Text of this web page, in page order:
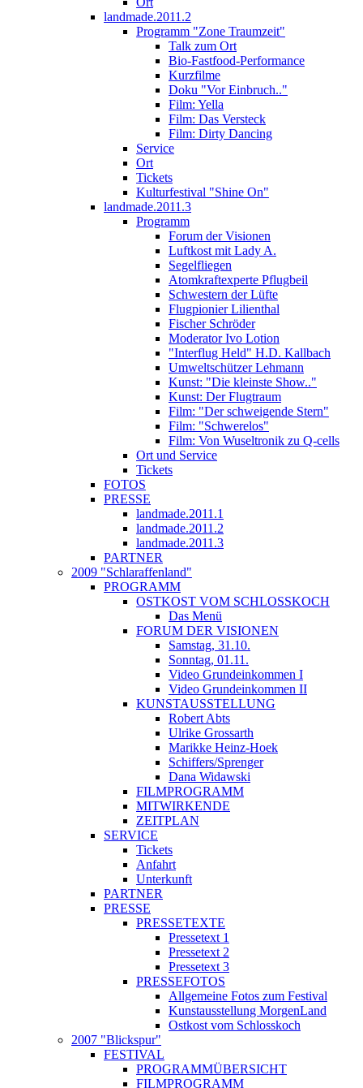
landmade.2011.2
Programm "Zone Traumzeit"
Talk zum Ort
Bio-Fastfood-Performance
Kurzfilme
Doku "Vor Einbruch.."
Film: Yella
Film: Das Versteck
Film: Dirty Dancing
Service
Ort
Tickets
Kulturfestival "Shine On"
landmade.2011.3
Programm
Forum der Visionen
Luftkost mit Lady A.
Segelfliegen
Atomkraftexperte Pflugbeil
Schwestern der Lüfte
Flugpionier Lilienthal
Fischer Schröder
Moderator Ivo Lotion
"Interflug Held" H.D. Kallbach
Umweltschützer Lehmann
Kunst: "Die kleinste Show.."
Kunst: Der Flugtraum
Film: "Der schweigende Stern"
Film: "Schwerelos"
Film: Von Wuseltronik zu Q-cells
Ort und Service
Tickets
FOTOS
PRESSE
landmade.2011.1
landmade.2011.2
landmade.2011.3
PARTNER
2009 "Schlaraffenland"
PROGRAMM
OSTKOST VOM SCHLOSSKOCH
Das Menü
FORUM DER VISIONEN
Samstag, 31.10.
Sonntag, 01.11.
Video Grundeinkommen I
Video Grundeinkommen II
KUNSTAUSSTELLUNG
Robert Abts
Ulrike Grossarth
Marikke Heinz-Hoek
Schiffers/Sprenger
Dana Widawski
FILMPROGRAMM
MITWIRKENDE
ZEITPLAN
SERVICE
Tickets
Anfahrt
Unterkunft
PARTNER
PRESSE
PRESSETEXTE
Pressetext 1
Pressetext 2
Pressetext 3
PRESSEFOTOS
Allgemeine Fotos zum Festival
Kunstausstellung MorgenLand
Ostkost vom Schlosskoch
2007 "Blickspur"
FESTIVAL
PROGRAMMÜBERSICHT
FILMPROGRAMM